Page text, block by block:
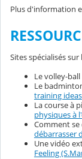
Plus d'information
Sites spécialisés sur
Le volley-ball
Le
training ideas
La course à
physiques à
Comment se
débarrasser
Une vidéo
Feeling